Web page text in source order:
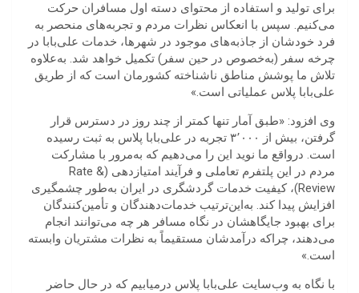
برای تولید و استفاده از محتوای دسته اول مسافران حرکت
می‌کنیم. سپس با انعکاس نظرات مردم و تجربه‌های منحصر به
فرد خودشان از جاذبه‌های موجود در شهرها، خدمات علی‌بابا در
چرخه سفر (به‌خصوص در حین سفر) تکمیل خواهد شد. به‌علاوه
تلاش ما پوشش مناطق ناشناخته کشورمان است که از طریق
علی‌بابا پلاس عملیاتی است.»
وی افزود: «طبق آمار تنها کمتر از چند روز در دسترس قرار
گرفتن، بیش از ۳٬۰۰۰ تجربه در علی‌بابا پلاس به ثبت رسیده
است. درواقع ما نوید این را می‌دهیم که به‌مرور با مشارکت
مردم در این پلتفرم تعاملی و فرآیند امتیازدهی (Rate &
Review)، کیفیت خدمات گردشگری در ایران به‌طور چشمگیری
افزایش پیدا کند. به‌این‌ترتیب خدمات‌دهندگان و تأمین‌کنندگان
برای بهبود جایگاهشان در نگاه مسافر هر چه می‌توانند انجام
می‌دهند، چراکه درآمدشان مستقیماً به نظرات مشتریان وابسته
است.»
با نگاه به وب‌سایت علی‌بابا پلاس درمیابیم که در حال حاضر